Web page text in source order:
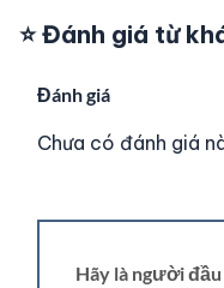
⭐ Đánh giá từ
Đánh giá
Chưa có đánh giá
Hãy là người